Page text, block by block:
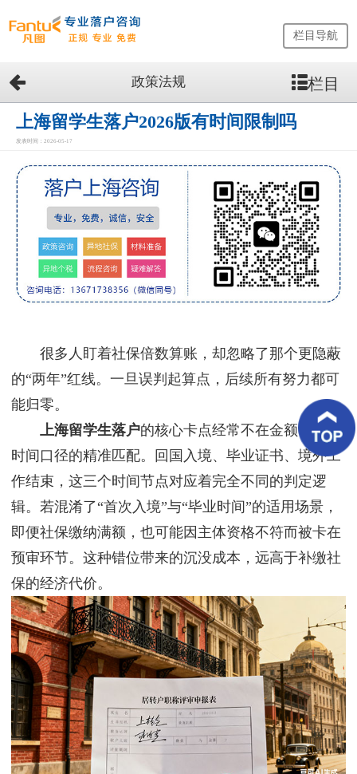
网
站
首
页
留
服
务
客
户
案
例
客
户
好
新
资
讯
联
系
我
们
栏目导航
政策法规 栏目
上海留学生落户2026版有时间限制吗
发表时间：2026-05-17
很多人盯着社保倍数算账，却忽略了那个更隐蔽
的“两年”红线。一旦误判起算点，后续所有努力都可
能归零。
上海留学生落户的核心卡点经常不在金额，而在
时间口径的精准匹配。回国入境、毕业证书、境外工
作结束，这三个时间节点对应着完全不同的判定逻
辑。若混淆了“首次入境”与“毕业时间”的适用场景，
即便社保缴纳满额，也可能因主体资格不符而被卡在
预审环节。这种错位带来的沉没成本，远高于补缴社
保的经济代价。